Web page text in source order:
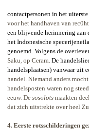
contactpersonen in het
voor het handhaven van
een blijvende herinnering aan
het Indonesische
genoemd. Volgens de
Saku, op Ceram. De
handelsplaatsen) vanwaar uit
handel. Niemand anders
handelsposten waren nog
eeuw. De sosolots maakten
dat zich uitstrekte over heel
4. Eerste rotsschilderingen